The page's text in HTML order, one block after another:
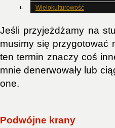
Wielokulturowość
Jeśli przyjeżdżamy na
musimy się przygotować
ten termin znaczy coś
mnie denerwowały lub
one.
Podwójne krany